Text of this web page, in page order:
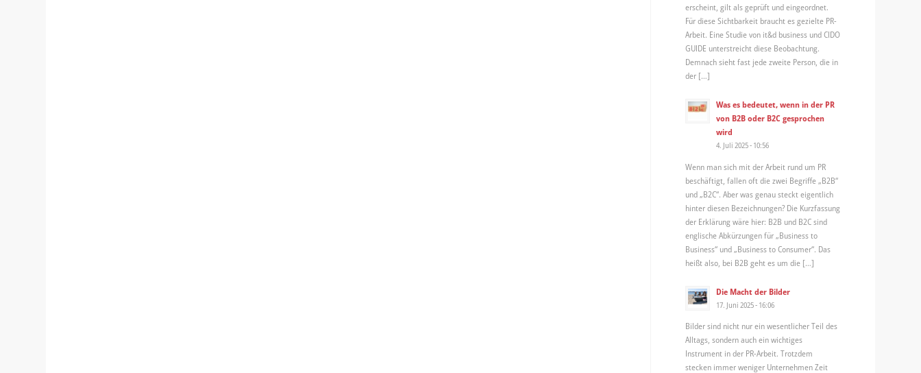
erscheint, gilt als geprüft und eingeordnet.
Für diese Sichtbarkeit braucht es gezielte PR-
Arbeit. Eine Studie von it&d business und CIDO
GUIDE unterstreicht diese Beobachtung.
Demnach sieht fast jede zweite Person, die in
der […]
Was es bedeutet, wenn in der PR
von B2B oder B2C gesprochen
wird
4. Juli 2025 - 10:56
Wenn man sich mit der Arbeit rund um PR
beschäftigt, fallen oft die zwei Begriffe „B2B“
und „B2C“. Aber was genau steckt eigentlich
hinter diesen Bezeichnungen? Die Kurzfassung
der Erklärung wäre hier: B2B und B2C sind
englische Abkürzungen für „Business to
Business“ und „Business to Consumer“. Das
heißt also, bei B2B geht es um die […]
Die Macht der Bilder
17. Juni 2025 - 16:06
Bilder sind nicht nur ein wesentlicher Teil des
Alltags, sondern auch ein wichtiges
Instrument in der PR-Arbeit. Trotzdem
stecken immer weniger Unternehmen Zeit